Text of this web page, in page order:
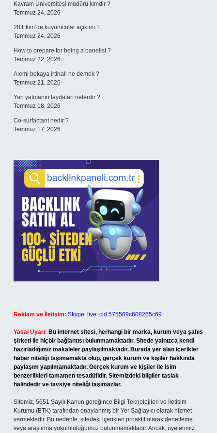
Kavram Üniversitesi müdürü kimdir ?
Temmuz 24, 2026
28 Ekim’de kuyumcular açık mı ?
Temmuz 24, 2026
How to prepare for being a panelist ?
Temmuz 22, 2026
Alemi bekaya irtihali ne demek ?
Temmuz 21, 2026
Yan yatmanın faydaları nelerdir ?
Temmuz 18, 2026
Co-surfactant nedir ?
Temmuz 17, 2026
Reklam ve İletişim: Skype: live:.cid.575569c608265c69
Yasal Uyarı: Bu internet sitesi, herhangi bir marka, kurum veya şahıs
şirketi ile hiçbir bağlantısı bulunmamaktadır. Sitede yalnızca kendi
hazırladığımız makaleler paylaşılmaktadır. Burada yer alan içerikler
haber niteliği taşımamakta olup, gerçek kurum ve kişiler hakkında
paylaşım yapılmamaktadır. Gerçek kurum ve kişiler ile isim
benzerlikleri tamamen tesadüfidir. Sitemizdeki bilgiler taslak
halindedir ve tavsiye niteliği taşımazlar.
Sitemiz, 5651 Sayılı Kanun gereğince Bilgi Teknolojileri ve İletişim
Kurumu (BTK) tarafından onaylanmış bir Yer Sağlayıcı olarak hizmet
vermektedir. Bu nedenle, sitedeki içerikleri proaktif olarak denetleme
veya araştırma yükümlülüğümüz bulunmamaktadır. Ancak, üyelerimiz